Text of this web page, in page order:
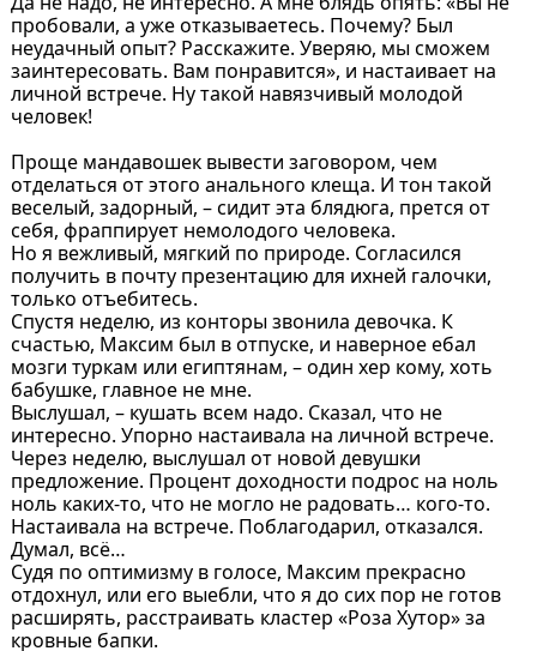
пробовали, а уже отказываетесь. Почему? Был
неудачный опыт? Расскажите. Уверяю, мы сможем
заинтересовать. Вам понравится», и настаивает на
личной встрече. Ну такой навязчивый молодой
человек!
Проще мандавошек вывести заговором, чем
отделаться от этого анального клеща. И тон такой
веселый, задорный, – сидит эта блядюга, прется от
себя, фраппирует немолодого человека.
Но я вежливый, мягкий по природе. Согласился
получить в почту презентацию для ихней галочки,
только отъебитесь.
Спустя неделю, из конторы звонила девочка. К
счастью, Максим был в отпуске, и наверное ебал
мозги туркам или египтянам, – один хер кому, хоть
бабушке, главное не мне.
Выслушал, – кушать всем надо. Сказал, что не
интересно. Упорно настаивала на личной встрече.
Через неделю, выслушал от новой девушки
предложение. Процент доходности подрос на ноль
ноль каких-то, что не могло не радовать… кого-то.
Настаивала на встрече. Поблагодарил, отказался.
Думал, всё…
Судя по оптимизму в голосе, Максим прекрасно
отдохнул, или его выебли, что я до сих пор не готов
расширять, расстраивать кластер «Роза Хутор» за
кровные бапки.